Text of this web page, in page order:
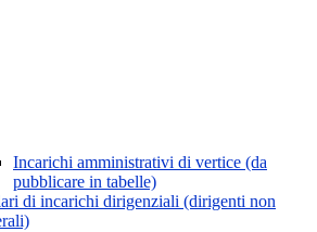
Incarichi amministrativi di vertice (da
pubblicare in tabelle)
di incarichi dirigenziali (dirigenti non